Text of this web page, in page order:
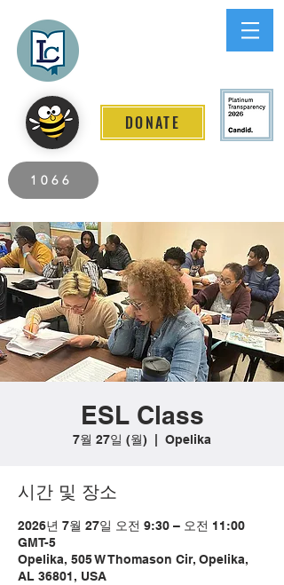
DONATE
1066
ESL Class
7월 27일 (월) Opelika
시간 및 장소
2026년 7월 27일 오전 9:30 – 오전 11:00
GMT-5
Opelika, 505 W Thomason Cir, Opelika,
AL 36801, USA